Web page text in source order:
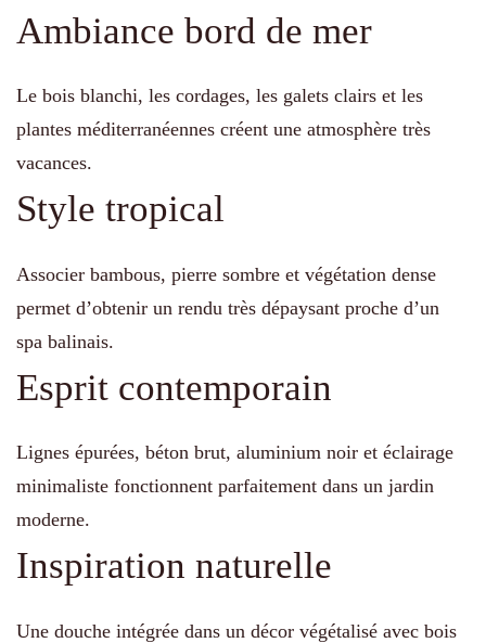
Ambiance bord de mer
Le bois blanchi, les cordages, les galets clairs et les
plantes méditerranéennes créent une atmosphère très
vacances.
Style tropical
Associer bambous, pierre sombre et végétation dense
permet d’obtenir un rendu très dépaysant proche d’un
spa balinais.
Esprit contemporain
Lignes épurées, béton brut, aluminium noir et éclairage
minimaliste fonctionnent parfaitement dans un jardin
moderne.
Inspiration naturelle
Une douche intégrée dans un décor végétalisé avec bois